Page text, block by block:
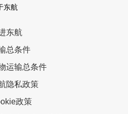
东航
东航
总条件
运输总条件
隐私政策
政策